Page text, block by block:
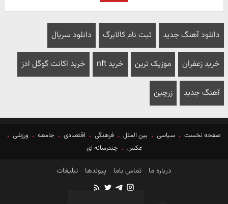
دانلود آهنگ جدید ثبت نام کالابرگ دانلود سریال
خرید زعفران موزیک ترین خرید nft خرید اکانت گوگل ادز
آهنگ جدید زرچین
صفحه نخست سیاسی بین الملل فرهنگی اقتصادی جامعه
ورزشی
عکس
چندرسانه ای
درباره ما تماس باما پیوندها تبلیغات